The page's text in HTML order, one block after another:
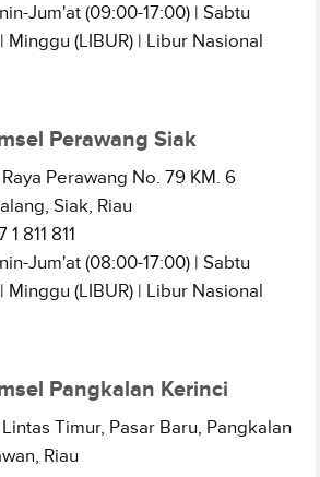
Jum'at (09:00-17:00) | Sabtu
Minggu (LIBUR) | Libur Nasional
Perawang Siak
Perawang No. 79 KM. 6
Siak, Riau
811 811
Jum'at (08:00-17:00) | Sabtu
Minggu (LIBUR) | Libur Nasional
Pangkalan Kerinci
Timur, Pasar Baru, Pangkalan
Riau